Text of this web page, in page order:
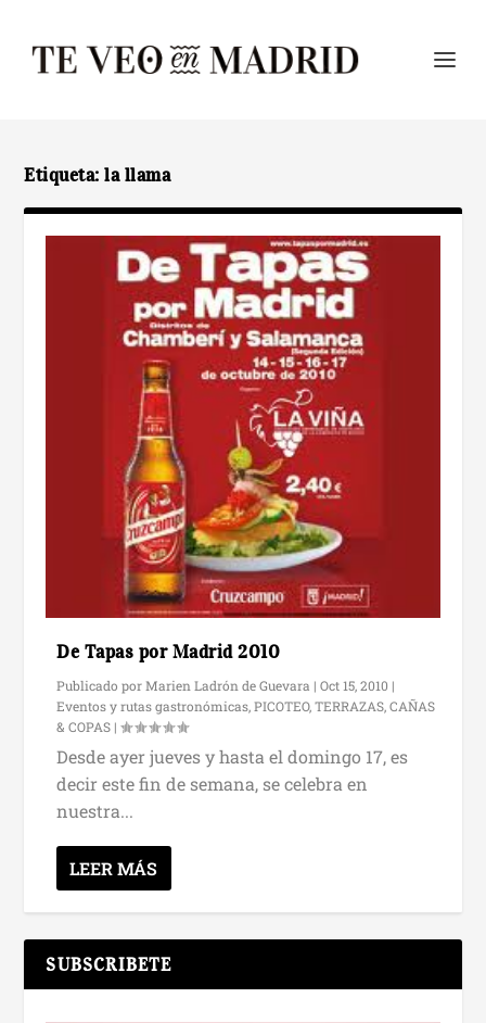
Etiqueta:la llama
De Tapas por Madrid 2010
Publicado porMarien Ladrón de Guevara |Oct 15, 2010 |
Eventos y rutas gastronómicas,PICOTEO, TERRAZAS, CAÑAS
& COPAS |
Desde ayer jueves y hasta el domingo 17, es
decir este fin de semana, se celebra en
nuestra...
LEER MÁS
SUBSCRIBETE